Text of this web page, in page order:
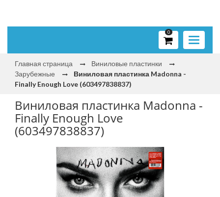
Toggle
0
Главная страница
Виниловые пластинки
Зарубежные
Виниловая пластинка Madonna -
Finally Enough Love (603497838837)
Виниловая пластинка Madonna -
Finally Enough Love
(603497838837)